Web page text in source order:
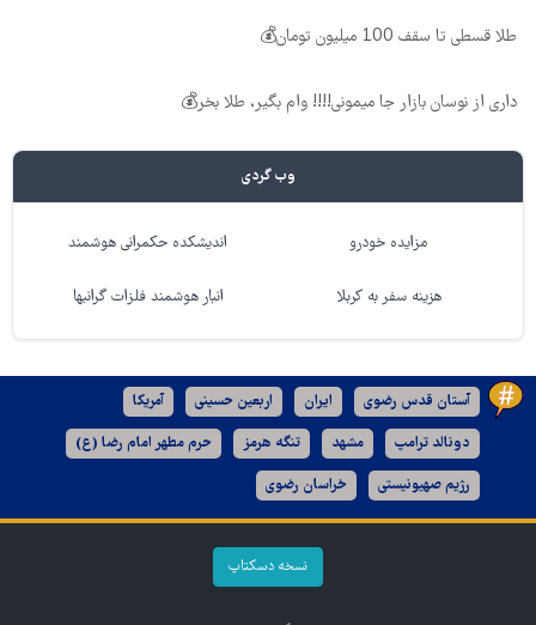
طلا قسطی تا سقف 100 میلیون تومان💰
داری از نوسان بازار جا میمونی!!!! وام بگیر، طلا بخر💰
وب گردی
مزایده خودرو اندیشکده حکمرانی هوشمند
هزینه سفر به کربلا انبار هوشمند فلزات گرانبها
آستان قدس رضوی ایران اربعین حسینی آمریکا
دونالد ترامپ مشهد تنگه هرمز حرم مطهر امام رضا (ع)
رژیم صهیونیستی خراسان رضوی
نسخه دسکتاپ